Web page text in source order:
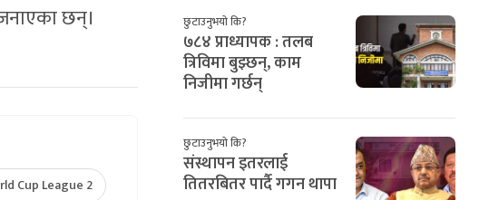
छन्।
Cup League 2
छुटाउनुभयो कि?
७८४ प्राध्यापक : तलब
त्रिविमा बुझ्छन्, काम
निजीमा गर्छन्
छुटाउनुभयो कि?
संस्थापन इतरलाई
तितरबितर पार्दै गगन थापा